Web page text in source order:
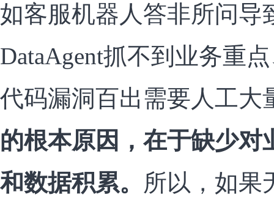
如客服机器人答非所问导
DataAgent抓不到业务重
代码漏洞百出需要人工
的根本原因，在于缺少对
和数据积累。 所以，如果